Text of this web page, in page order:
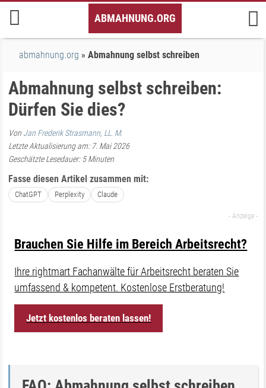
Inhalt
springen
ABMAHNUNG.ORG
abmahnung.org Abmahnung selbst schreiben
Abmahnung selbst schreiben:
Dürfen Sie dies?
Von Jan Frederik Strasmann, LL. M.
Letzte Aktualisierung am: 7. Mai 2026
Geschätzte Lesedauer: 5 Minuten
Fasse diesen Artikel zusammen mit:
ChatGPT Perplexity Claude
Brauchen Sie Hilfe im Bereich Arbeitsrecht?
Ihre rightmart Fachanwälte für Arbeitsrecht beraten Sie
umfassend & kompetent. Kostenlose Erstberatung!
Jetzt kostenlos beraten lassen!